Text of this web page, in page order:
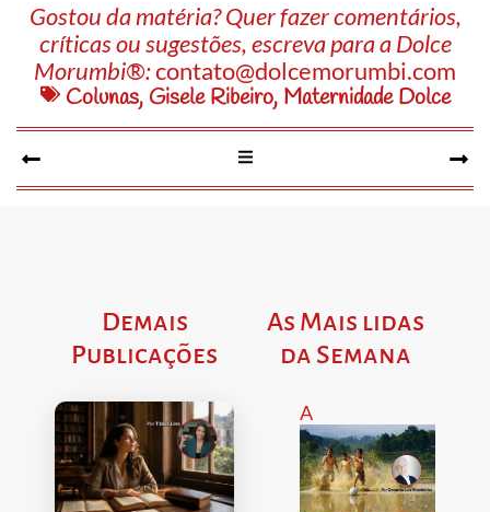
Gostou da matéria? Quer fazer comentários,
críticas ou sugestões, escreva para a Dolce
Morumbi®:contato@dolcemorumbi.com
Colunas, Gisele Ribeiro, Maternidade Dolce
Demais
Publicações
As Mais lidas
da Semana
A